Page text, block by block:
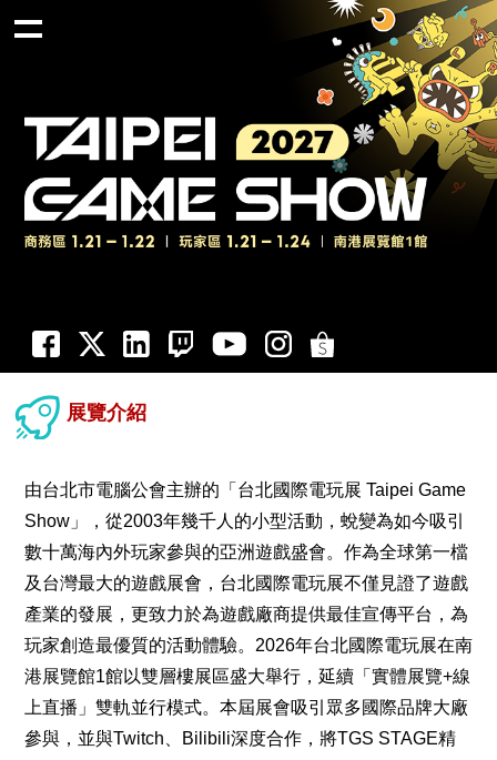
展覽介紹
由台北市電腦公會主辦的「台北國際電玩展 Taipei Game
Show」，從2003年幾千人的小型活動，蛻變為如今吸引
數十萬海內外玩家參與的亞洲遊戲盛會。作為全球第一檔
及台灣最大的遊戲展會，台北國際電玩展不僅見證了遊戲
產業的發展，更致力於為遊戲廠商提供最佳宣傳平台，為
玩家創造最優質的活動體驗。2026年台北國際電玩展在南
港展覽館1館以雙層樓展區盛大舉行，延續「實體展覽+線
上直播」雙軌並行模式。本屆展會吸引眾多國際品牌大廠
參與，並與Twitch、Bilibili深度合作，將TGS STAGE精